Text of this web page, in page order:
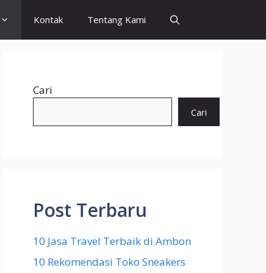
Kontak Tentang Kami
Cari
Cari
Post Terbaru
10 Jasa Travel Terbaik di Ambon
10 Rekomendasi Toko Sneakers